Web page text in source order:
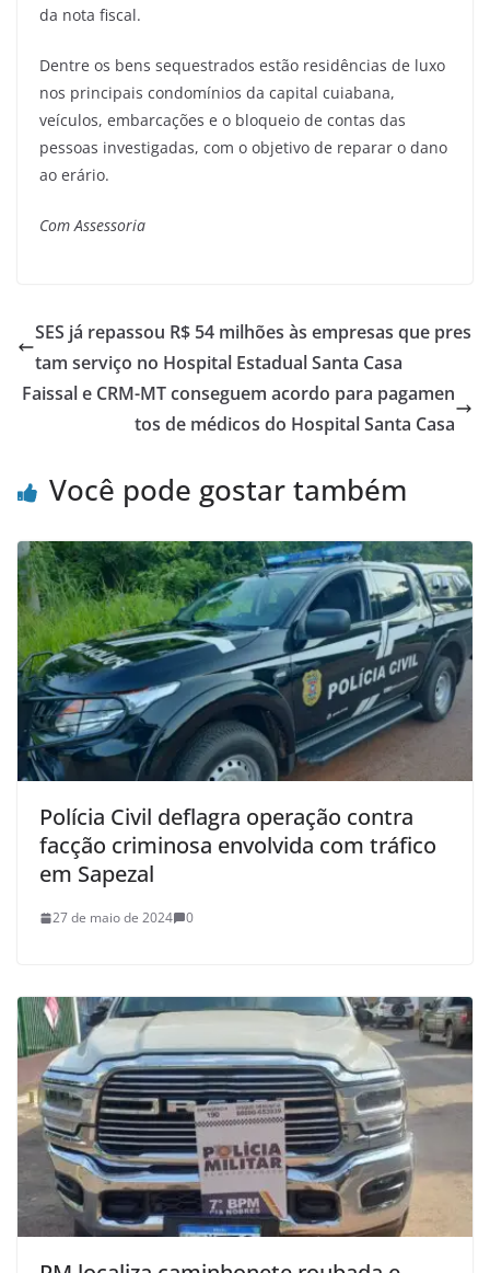
da nota fiscal.
Dentre os bens sequestrados estão residências de luxo
nos principais condomínios da capital cuiabana,
veículos, embarcações e o bloqueio de contas das
pessoas investigadas, com o objetivo de reparar o dano
ao erário.
Com Assessoria
SES já repassou R$ 54 milhões às empresas que pres
tam serviço no Hospital Estadual Santa Casa
Faissal e CRM-MT conseguem acordo para pagamen
tos de médicos do Hospital Santa Casa
Você pode gostar também
Polícia Civil deflagra operação contra
facção criminosa envolvida com tráfico
em Sapezal
27 de maio de 2024 0